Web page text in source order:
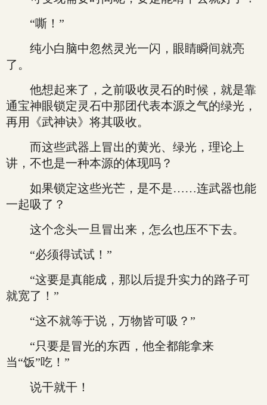
“嘶！”
纯小白脑中忽然灵光一闪，眼睛瞬间就亮
了。
他想起来了，之前吸收灵石的时候，就是靠
通宝神眼锁定灵石中那团代表本源之气的绿光，
再用《武神诀》将其吸收。
而这些武器上冒出的黄光、绿光，理论上
讲，不也是一种本源的体现吗？
如果锁定这些光芒，是不是……连武器也能
一起吸了？
这个念头一旦冒出来，怎么也压不下去。
“必须得试试！”
“这要是真能成，那以后提升实力的路子可
就宽了！”
“这不就等于说，万物皆可吸？”
“只要是冒光的东西，他全都能拿来
当“饭”吃！”
说干就干！